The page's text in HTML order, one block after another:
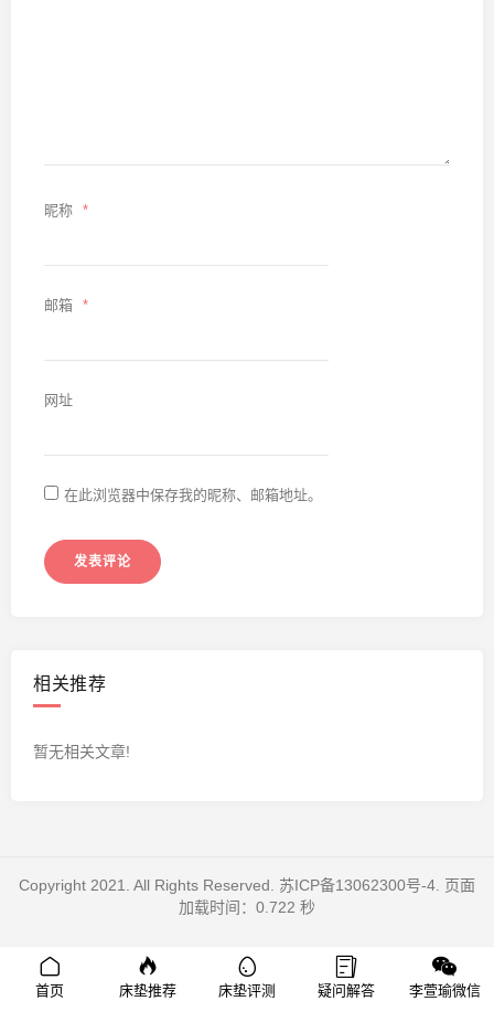
昵称 *
邮箱 *
网址
在此浏览器中保存我的昵称、邮箱地址。
相关推荐
暂无相关文章!
Copyright 2021. All Rights Reserved. 苏ICP备13062300号-4 . 页面
加载时间：0.722 秒
首页 床垫推荐 床垫评测 疑问解答 李萱瑜微信